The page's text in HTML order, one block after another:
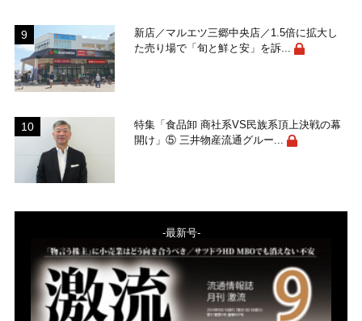
新店／マルエツ三郷中央店／1.5倍に拡大し
た売り場で「旬と鮮と安」を訴...
特集「食品卸 商社系VS民族系頂上決戦の幕
開け」⑤ 三井物産流通グルー...
-最新号-